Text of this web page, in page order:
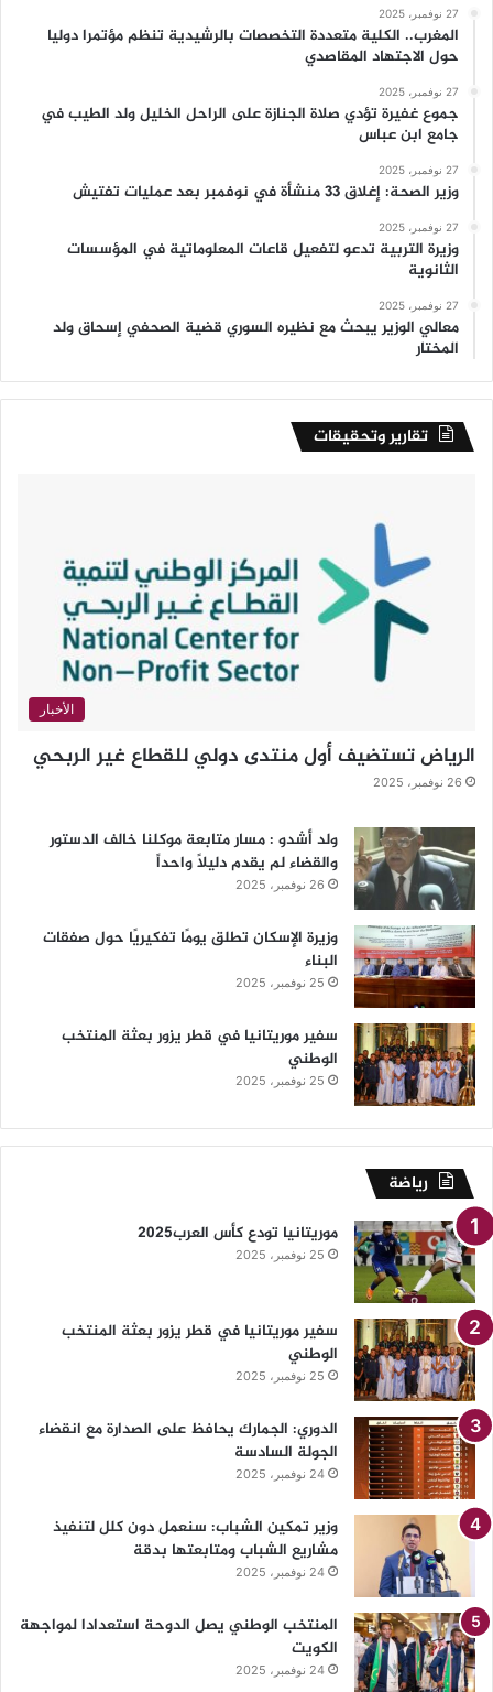
27 نوفمبر، 2025
المغرب.. الكلية متعددة التخصصات بالرشيدية تنظم مؤتمرا دوليا
حول الاجتهاد المقاصدي
27 نوفمبر، 2025
جموع غفيرة تؤدي صلاة الجنازة على الراحل الخليل ولد الطيب في
جامع ابن عباس
27 نوفمبر، 2025
وزير الصحة: إغلاق 33 منشأة في نوفمبر بعد عمليات تفتيش
27 نوفمبر، 2025
وزيرة التربية تدعو لتفعيل قاعات المعلوماتية في المؤسسات
الثانوية
27 نوفمبر، 2025
معالي الوزير يبحث مع نظيره السوري قضية الصحفي إسحاق ولد
المختار
تقارير وتحقيقات
الأخبار
الرياض تستضيف أول منتدى دولي للقطاع غير الربحي
26 نوفمبر، 2025
ولد أشدو : مسار متابعة موكلنا خالف الدستور
والقضاء لم يقدم دليلاً واحداً
26 نوفمبر، 2025
وزيرة الإسكان تطلق يومًا تفكيريًا حول صفقات
البناء
25 نوفمبر، 2025
سفير موريتانيا في قطر يزور بعثة المنتخب
الوطني
25 نوفمبر، 2025
رياضة
موريتانيا تودع كأس العرب2025
25 نوفمبر، 2025
سفير موريتانيا في قطر يزور بعثة المنتخب
الوطني
25 نوفمبر، 2025
الدوري: الجمارك يحافظ على الصدارة مع انقضاء
الجولة السادسة
24 نوفمبر، 2025
وزير تمكين الشباب: سنعمل دون كلل لتنفيذ
مشاريع الشباب ومتابعتها بدقة
24 نوفمبر، 2025
المنتخب الوطني يصل الدوحة استعدادا لمواجهة
الكويت
24 نوفمبر، 2025